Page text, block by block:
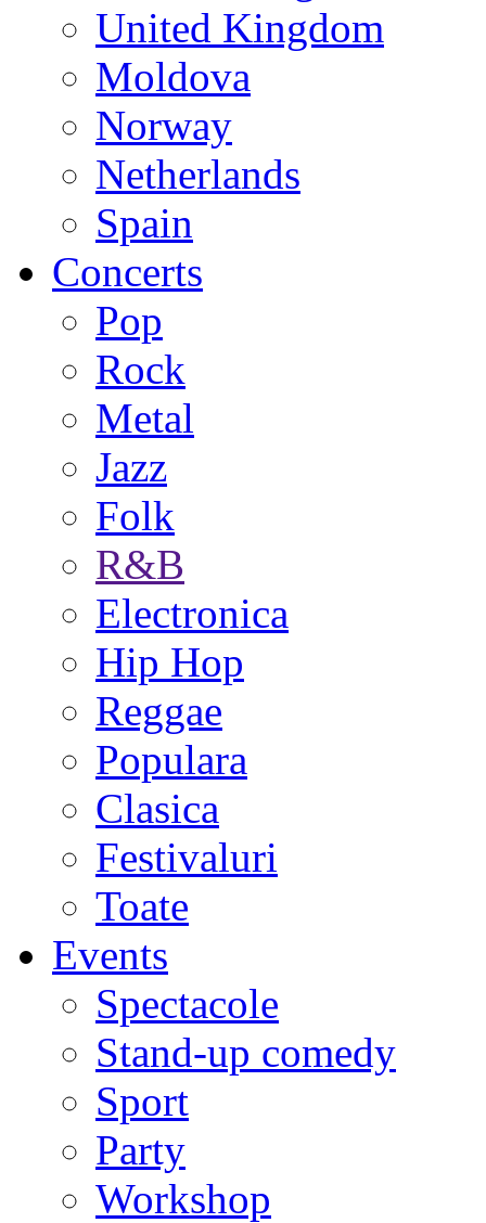
United Kingdom
Moldova
Norway
Netherlands
Spain
Concerts
Pop
Rock
Metal
Jazz
Folk
R&B
Electronica
Hip Hop
Reggae
Populara
Clasica
Festivaluri
Toate
Events
Spectacole
Stand-up comedy
Sport
Party
Workshop